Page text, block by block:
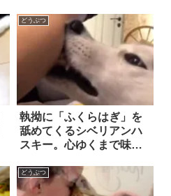
どうぶつ
執拗に「ふくらはぎ」を
舐めてくるシベリアンハ
スキー。心ゆくまで味わ
顔！？
どうぶつ